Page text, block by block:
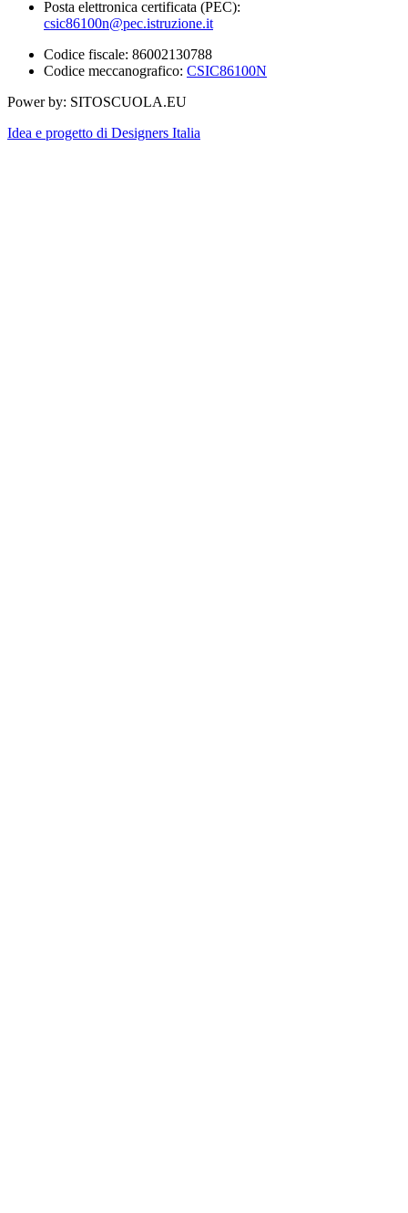
Posta elettronica certificata (PEC):
csic86100n@pec.istruzione.it
Codice fiscale: 86002130788
Codice meccanografico: CSIC86100N
Power by: SITOSCUOLA.EU
Idea e progetto di Designers Italia